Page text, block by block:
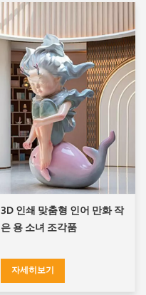
3D 인쇄 맞춤형 인어 만화 작
은 용 소녀 조각품
자세히보기